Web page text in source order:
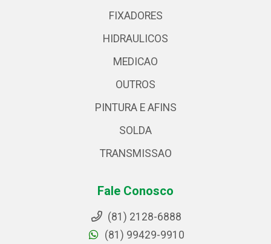
FIXADORES
HIDRAULICOS
MEDICAO
OUTROS
PINTURA E AFINS
SOLDA
TRANSMISSAO
Fale Conosco
(81) 2128-6888
(81) 99429-9910